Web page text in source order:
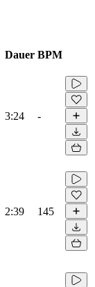
Dauer BPM
3:24 -
2:39 145